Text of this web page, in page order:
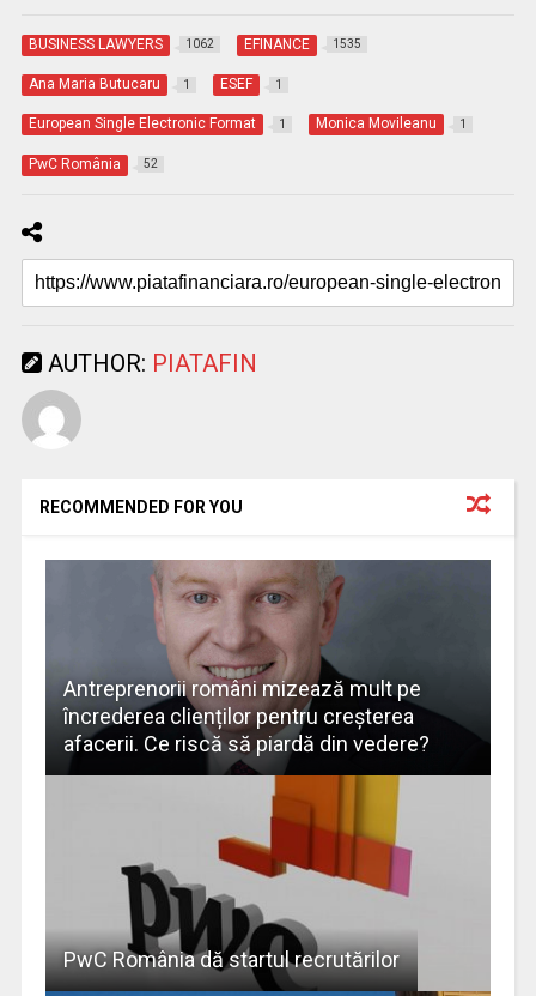
BUSINESS LAWYERS 1062 EFINANCE 1535
Ana Maria Butucaru 1 ESEF 1
European Single Electronic Format 1 Monica Movileanu 1
PwC România 52
AUTHOR: PIATAFIN
RECOMMENDED FOR YOU
Antreprenorii români mizează mult pe
încrederea clienților pentru creșterea
afacerii. Ce riscă să piardă din vedere?
PwC România dă startul recrutărilor